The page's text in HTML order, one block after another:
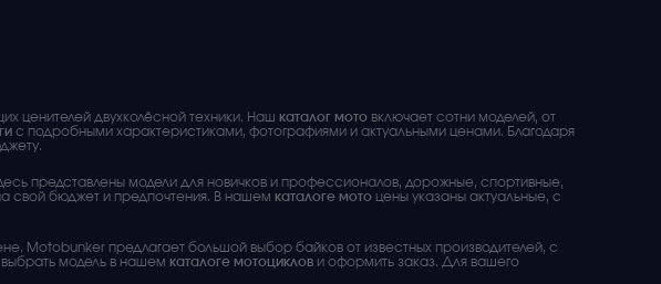
ценителей двухколёсной техники. Наш каталог мото включает сотни моделей, от
с подробными характеристиками, фотографиями и актуальными ценами. Благодаря
представлены модели для новичков и профессионалов, дорожные, спортивные,
свой бюджет и предпочтения. В нашем каталоге мото цены указаны актуальные, с
Motobunker предлагает большой выбор байков от известных производителей, с
модель в нашем каталоге мотоциклов и оформить заказ. Для вашего